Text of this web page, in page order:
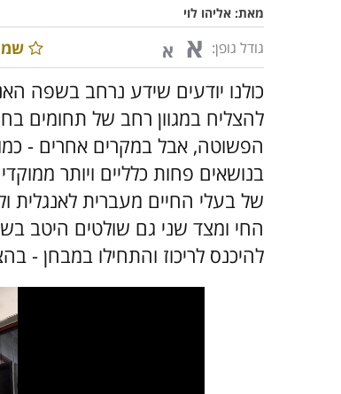
מאת: אליהו לוי
גודל גופן: א א
כולנו יודעים שידע נרחב בשפה
להצליח במגוון רחב של תחומים
הפשוטה, אבל במקרים אחרים -
בנושאים פחות כלליים ויותר
של בעלי החיים מעברית לאנגלית
החי ומצד שני גם שולטים היטב
להיכנס לריכוז והתחילו במבחן -